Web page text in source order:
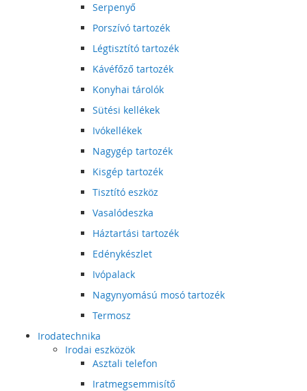
Serpenyő
Porszívó tartozék
Légtisztító tartozék
Kávéfőző tartozék
Konyhai tárolók
Sütési kellékek
Ivókellékek
Nagygép tartozék
Kisgép tartozék
Tisztító eszköz
Vasalódeszka
Háztartási tartozék
Edénykészlet
Ivópalack
Nagynyomású mosó tartozék
Termosz
Irodatechnika
Irodai eszközök
Asztali telefon
Iratmegsemmisítő